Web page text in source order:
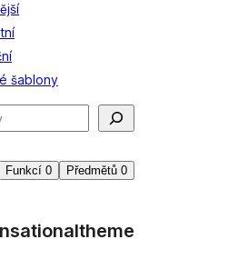
šablony
Funkcí 0 Předmětů 0